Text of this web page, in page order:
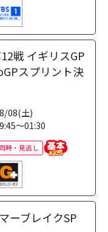
戦 イギリスGP
スプリント決
08(土)
～01:30
同時・見逃し
ーブレイクSP